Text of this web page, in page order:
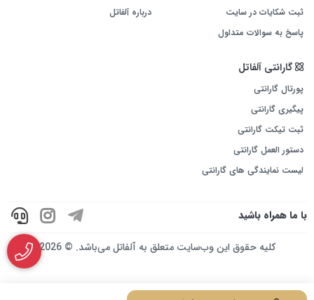
ثبت شکایات در سایت
پاسخ به سوالات متداول
درباره آلفاتل
گارانتی آلفاتل
پورتال گارانتی
پیگیری گارانتی
ثبت تیکت گارانتی
دستور العمل گارانتی
لیست نمایندگی های گارانتی
با ما همراه باشید
کلیه حقوق این وب‌سایت متعلق به آلفاتل می‌باشد. © 2026